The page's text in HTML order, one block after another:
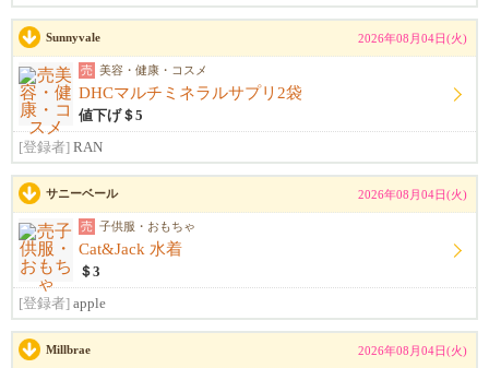
Sunnyvale 2026年08月04日(火)
売 美容・健康・コスメ
DHCマルチミネラルサプリ2袋
値下げ＄5
[登録者] RAN
サニーベール 2026年08月04日(火)
売 子供服・おもちゃ
Cat&Jack 水着
＄3
[登録者] apple
Millbrae 2026年08月04日(火)